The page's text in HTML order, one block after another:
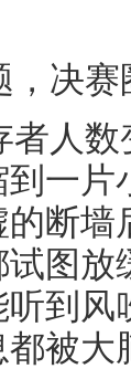
，决
者人
到一
断墙
图放
听到风
都被大